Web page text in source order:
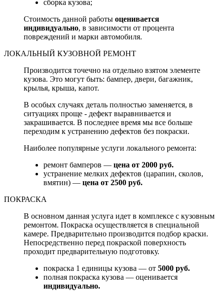
сборка кузова;
Стоимость данной работы оценивается
индивидуально, в зависимости от процента
повреждений и марки автомобиля.
ЛОКАЛЬНЫЙ КУЗОВНОЙ РЕМОНТ
Производится точечно на отдельно взятом элементе
кузова. Это могут быть: бампер, двери, багажник,
крылья, крыша, капот.
В особых случаях деталь полностью заменяется, в
ситуациях проще - дефект выравнивается и
закрашивается. В последнее время мы все больше
переходим к устранению дефектов без покраски.
Наиболее популярные услуги локального ремонта:
ремонт бамперов — цена от 2000 руб.
устранение мелких дефектов (царапин, сколов,
вмятин) — цена от 2500 руб.
ПОКРАСКА
В основном данная услуга идет в комплексе с кузовным
ремонтом. Покраска осуществляется в специальной
камере. Предварительно производится подбор краски.
Непосредственно перед покраской поверхность
проходит предварительную подготовку.
покраска 1 единицы кузова — от 5000 руб.
полная покраска кузова — оценивается
индивидуально.